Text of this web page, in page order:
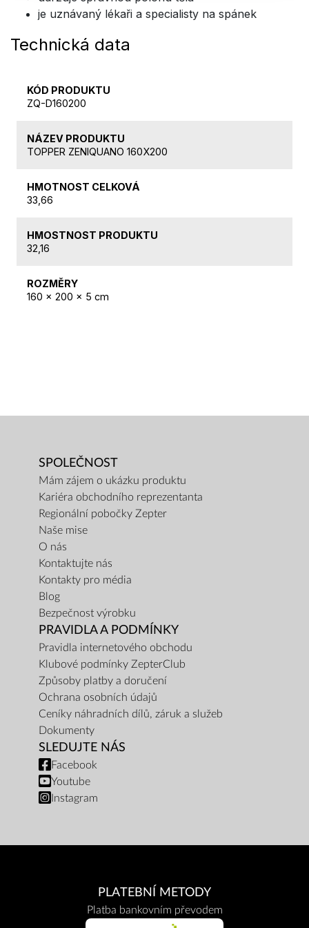
je uznávaný lékaři a specialisty na spánek
Technická data
KÓD PRODUKTU
ZQ-D160200
NÁZEV PRODUKTU
TOPPER ZENIQUANO 160X200
HMOTNOST CELKOVÁ
33,66
HMOSTNOST PRODUKTU
32,16
ROZMĚRY
160 x 200 x 5 cm
SPOLEČNOST
Mám zájem o ukázku produktu
Kariéra obchodního reprezentanta
Regionální pobočky Zepter
Naše mise
O nás
Kontaktujte nás
Kontakty pro média
Blog
Bezpečnost výrobku
PRAVIDLA A PODMÍNKY
Pravidla internetového obchodu
Klubové podmínky ZepterClub
Způsoby platby a doručení
Ochrana osobních údajů
Ceníky náhradních dílů, záruk a služeb
Dokumenty
SLEDUJTE NÁS
Facebook
Youtube
Instagram
PLATEBNÍ METODY
Platba bankovním převodem